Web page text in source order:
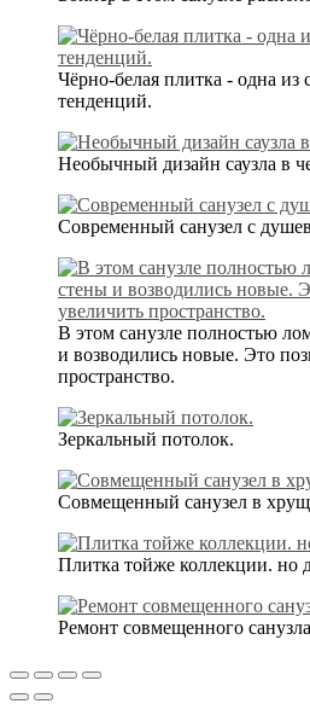
Чёрно-белая плитка - одна из
тенденций.
Необычный дизайн саузла в
Современный санузел с
В этом санузле полностью
и возводились новые. Это
пространство.
Зеркальный потолок.
Совмещенный санузел в
Плитка тойже коллекции. но
Ремонт совмещенного